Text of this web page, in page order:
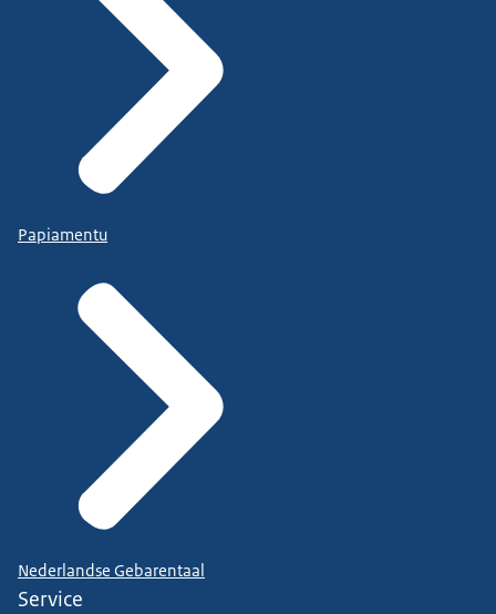
Papiamentu
Nederlandse Gebarentaal
Service